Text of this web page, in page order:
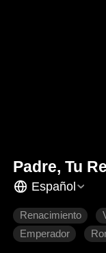
Padre, Tu
Español
Renacimiento
Emperador